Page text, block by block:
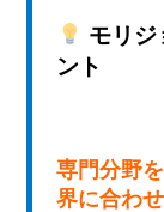
モリジ
ント
専門分野
界に合わ